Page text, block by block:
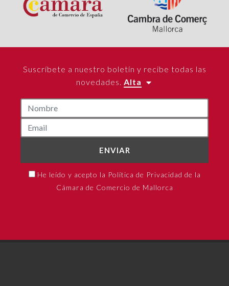
Suscríbete a nuestro boletín y recibe todas las
novedades. Alta
ENVIAR
He leído y acepto la Política de Privacidad de la
Cámara de Comercio de Mallorca